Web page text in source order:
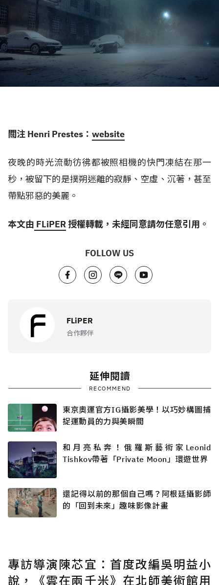
關注 Henri Prestes： website
夜晚的時光流動彷彿都被照相機的快門凍結在那一
秒，被留下的是撲朔迷離的寂靜、空虛、沉著，甚至
帶點邪惡的美麗。
本文由 FLiPER 授權轉載，未經同意請勿任意引用。
FOLLOW US
FLiPER
合作夥伴
延伸閱讀
RECOMMEND
東京奧運官方IG攝影美學！以巧妙構圖捕
捉運動員的力與美瞬間
和月亮私奔！俄羅斯藝術家Leonid
Tishkov帶著「Private Moon」環遊世界
還記得以前的那個自己嗎？阿根廷攝影師
的「回到未來」趣味影像計畫
專訪導演陳芯宜：首度改編吳明益小
說，《雲在兩千米》在北師美術館用